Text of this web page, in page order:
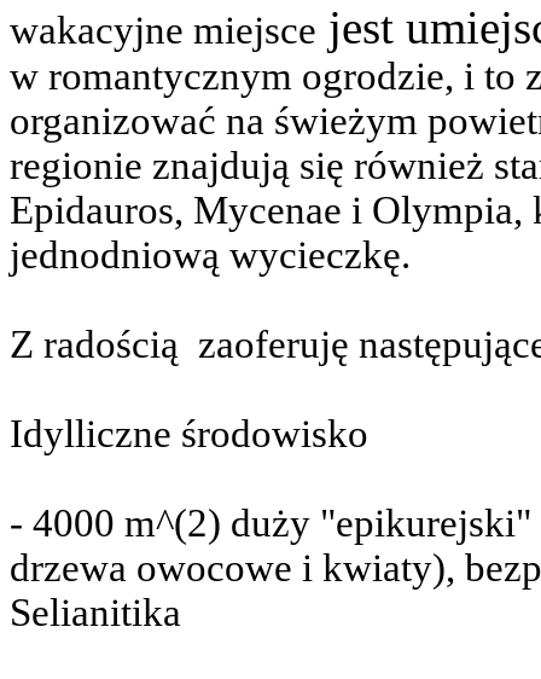
wakacyjne miejsce jest
w romantycznym ogrodzie, i to
organizować na świeżym
regionie znajdują się również
Epidauros, Mycenae i
jednodniową wycieczkę.
Z radością zaoferuję
Idylliczne środowisko
- 4000 m^(2) duży
drzewa owocowe i kwiaty),
Selianitika